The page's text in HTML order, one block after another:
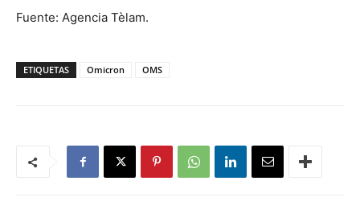
Fuente: Agencia Tèlam.
ETIQUETAS Omicron OMS